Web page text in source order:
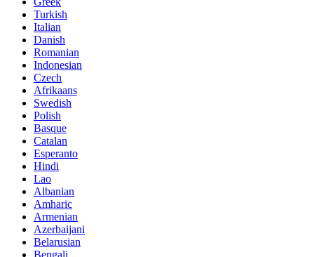
Turkish
Italian
Danish
Romanian
Indonesian
Czech
Afrikaans
Swedish
Polish
Basque
Catalan
Esperanto
Hindi
Lao
Albanian
Amharic
Armenian
Azerbaijani
Belarusian